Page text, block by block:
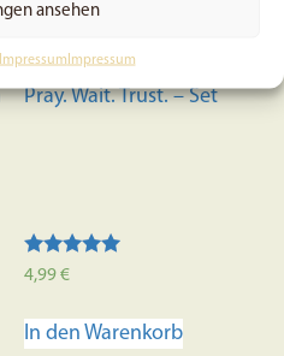
ansehen
Impressum
Pray. Wait. Trust. – Set
Bewertet mit
5.00
4,99€
In den Warenkorb